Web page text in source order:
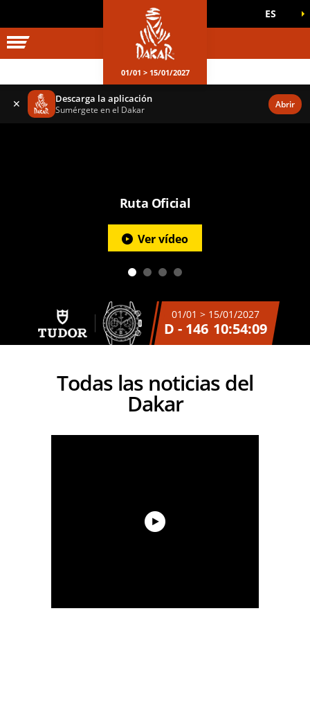
DAKAR
OFICIALES ES
01/01 > 15/01/2027
✕ Descarga la aplicación
Sumérgete en el Dakar Abrir
Ruta Oficial
Ver vídeo
01/01 > 15/01/2027
D - 146 10:54:09
Todas las noticias del
Dakar